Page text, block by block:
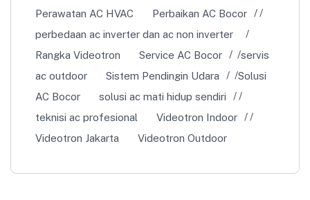
Perawatan AC HVAC
Perbaikan AC Bocor
perbedaan ac inverter dan ac non inverter
Rangka Videotron
Service AC Bocor
servis
ac outdoor
Sistem Pendingin Udara
Solusi
AC Bocor
solusi ac mati hidup sendiri
teknisi ac profesional
Videotron Indoor
Videotron Jakarta
Videotron Outdoor